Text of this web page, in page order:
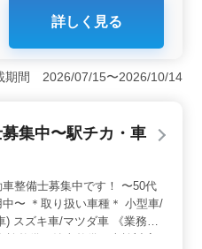
にとって理想的な勤務条
内や車通勤可、週2〜3日か
なし、交通費全額支給な
充実しています。 ＜患
科から矯正歯科までの充
る高品質な医療を提供で
つも、勤務日も相談可能
富な経験を持つ方が求めら
しています。社会保険完
魅力的です。
詳しく見る
期間 2026/07/15〜2026/10/14
集中〜駅チカ・車
整備士募集中です！ 〜50代
中〜 ＊取り扱い車種＊ 小型車/
) スズキ車/マツダ車 《業務内